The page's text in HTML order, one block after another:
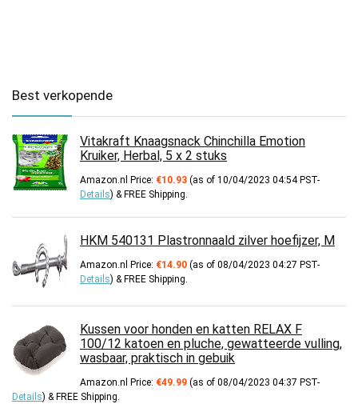
Best verkopende
Vitakraft Knaagsnack Chinchilla Emotion
Kruiker, Herbal, 5 x 2 stuks
Amazon.nl Price: €10.93 (as of 10/04/2023 04:54 PST-
Details) & FREE Shipping.
HKM 540131 Plastronnaald zilver hoefijzer, M
Amazon.nl Price: €14.90 (as of 08/04/2023 04:27 PST-
Details) & FREE Shipping.
Kussen voor honden en katten RELAX F
100/12 katoen en pluche, gewatteerde vulling,
wasbaar, praktisch in gebuik
Amazon.nl Price: €49.99 (as of 08/04/2023 04:37 PST-
Details) & FREE Shipping.